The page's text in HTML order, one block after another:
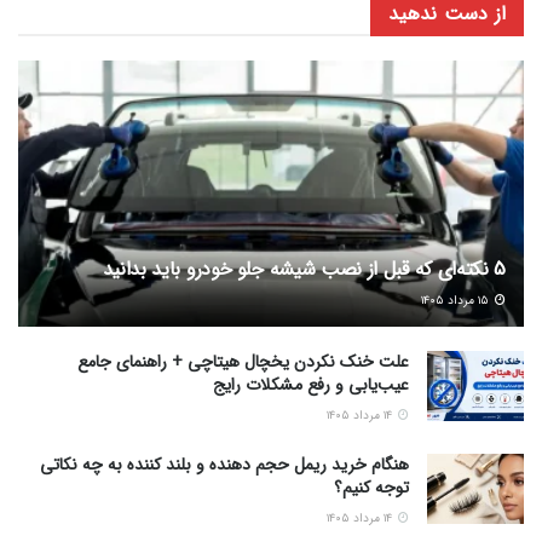
از دست ندهید
5 نکته‌ای که قبل از نصب شیشه جلو خودرو باید بدانید
علت خنک نکردن یخچال هیتاچی + راهنمای جامع
عیب‌یابی و رفع مشکلات رایج
هنگام خرید ریمل حجم دهنده و بلند کننده به چه نکاتی
توجه کنیم؟